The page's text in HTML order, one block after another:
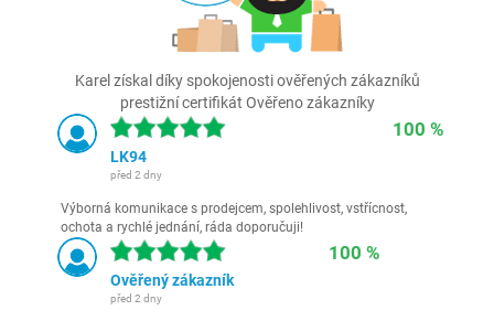
Karel získal díky spokojenosti ověřených zákazníků
prestižní certifikát Ověřeno zákazníky
100 %
LK94
před 2 dny
Výborná komunikace s prodejcem, spolehlivost, vstřícnost,
ochota a rychlé jednání, ráda doporučuji!
100 %
Ověřený zákazník
před 2 dny